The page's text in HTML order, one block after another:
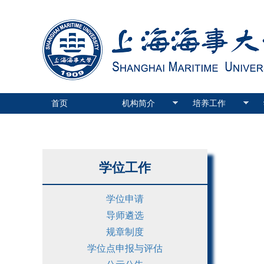
首页 机构简介 培养工作
学位工作
学位申请
导师遴选
规章制度
学位点申报与评估